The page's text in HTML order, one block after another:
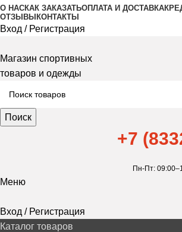
О НАСКАК ЗАКАЗАТЬОПЛАТА И ДОСТАВКА
ОТЗЫВЫ КОНТАКТЫ
Вход / Регистрация
Магазин спортивных
товаров и одежды
Поиск
+7
Пн-Пт:
Меню
Вход / Регистрация
Каталог товаров